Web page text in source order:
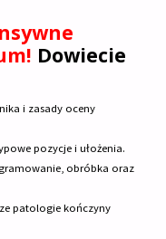
Dowiecie
i zasady oceny
pozycje i ułożenia.
obróbka oraz
patologie kończyny